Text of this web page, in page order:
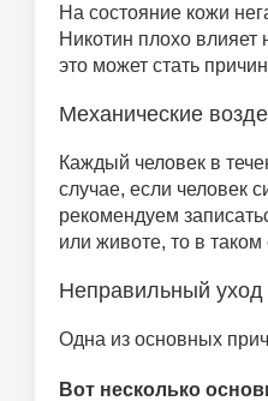
На состояние кожи
Никотин плохо влияет
это может стать
Механические
Каждый человек в
случае, если человек
рекомендуем
или животе, то в
Неправильный уход
Одна из основных
Вот несколько